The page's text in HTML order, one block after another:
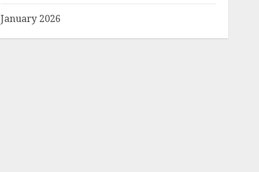
January 2026